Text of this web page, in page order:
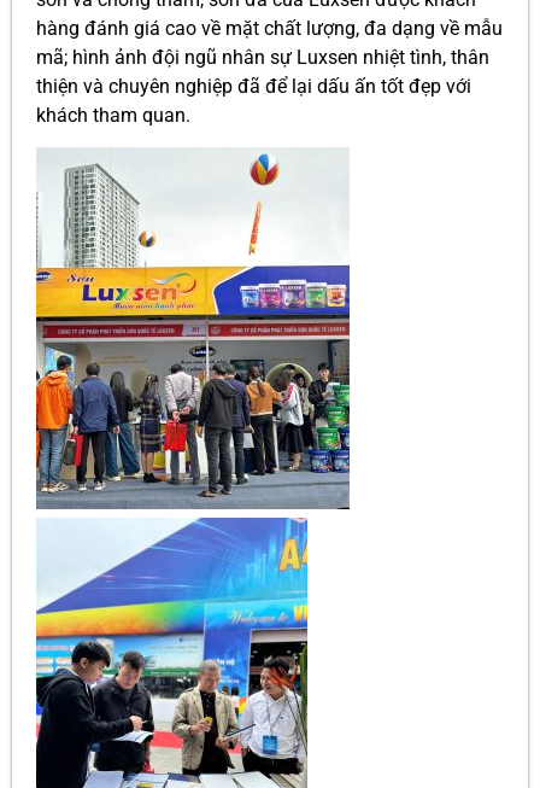
hàng đánh giá cao về mặt chất lượng, đa dạng về mẫu
mã; hình ảnh đội ngũ nhân sự Luxsen nhiệt tình, thân
thiện và chuyên nghiệp đã để lại dấu ấn tốt đẹp với
khách tham quan.